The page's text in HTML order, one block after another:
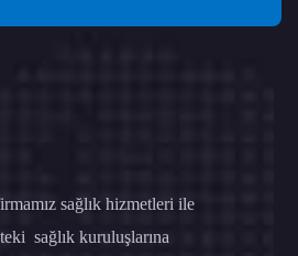
sağlık hizmetleri ile
sağlık kuruluşlarına